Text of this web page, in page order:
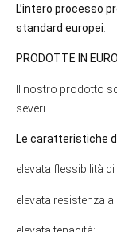
L’intero processo
standard europei
PRODOTTE IN
Il nostro prodotto
severi.
Le caratteristiche
elevata flessibilità
elevata resistenza